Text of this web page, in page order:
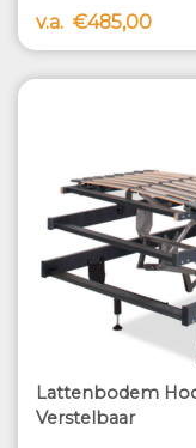
v.a. €485,00
Lattenbodem
Verstelbaar